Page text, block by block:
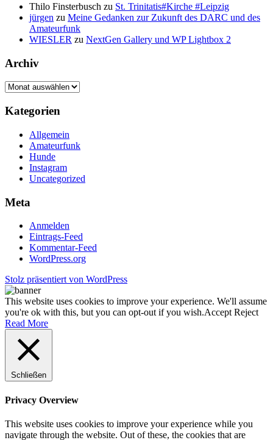
Thilo Finsterbusch zu St. Trinitatis#Kirche #Leipzig
jürgen zu Meine Gedanken zur Zukunft des DARC und des
Amateurfunk
WIESLER zu NextGen Gallery und WP Lightbox 2
Archiv
Archiv
Kategorien
Allgemein
Amateurfunk
Hunde
Instagram
Uncategorized
Meta
Anmelden
Eintrags-Feed
Kommentar-Feed
WordPress.org
Stolz präsentiert von WordPress
This website uses cookies to improve your experience. We'll assume
you're ok with this, but you can opt-out if you wish.Accept Reject
Read More
Schließen
Privacy Overview
This website uses cookies to improve your experience while you
navigate through the website. Out of these, the cookies that are